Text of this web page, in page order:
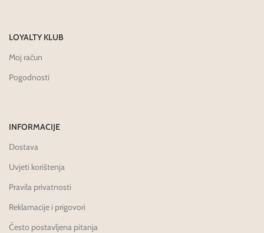
LOYALTY KLUB
Moj račun
Pogodnosti
INFORMACIJE
Dostava
Uvjeti korištenja
Pravila privatnosti
Reklamacije i prigovori
Često postavljena pitanja